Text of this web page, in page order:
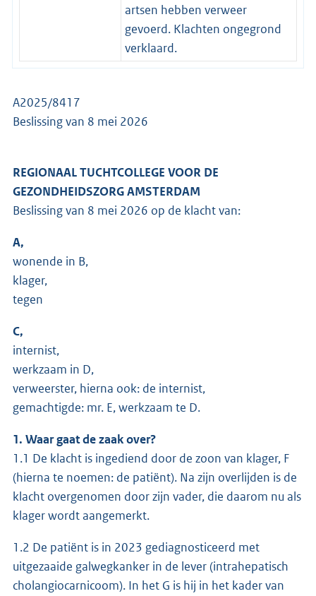
artsen hebben verweer
gevoerd. Klachten ongegrond
verklaard.
A2025/8417
Beslissing van 8 mei 2026
REGIONAAL TUCHTCOLLEGE VOOR DE
GEZONDHEIDSZORG AMSTERDAM
Beslissing van 8 mei 2026 op de klacht van:
A,
wonende in B,
klager,
tegen
C,
internist,
werkzaam in D,
verweerster, hierna ook: de internist,
gemachtigde: mr. E, werkzaam te D.
1. Waar gaat de zaak over?
1.1 De klacht is ingediend door de zoon van klager, F
(hierna te noemen: de patiënt). Na zijn overlijden is de
klacht overgenomen door zijn vader, die daarom nu als
klager wordt aangemerkt.
1.2 De patiënt is in 2023 gediagnosticeerd met
uitgezaaide galwegkanker in de lever (intrahepatisch
cholangiocarnicoom). In het G is hij in het kader van